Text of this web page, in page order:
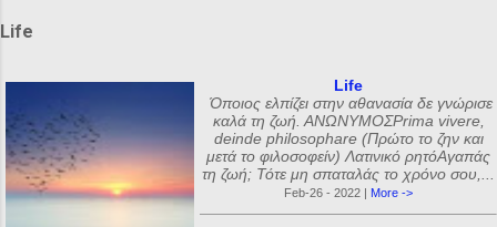
Life
Life
Όποιος ελπίζει στην αθανασία δε γνώρισε
καλά τη ζωή. ΑΝΩΝΥΜΟΣPrima vivere,
deinde philosophare (Πρώτο το ζην και
μετά το φιλοσοφείν) Λατινικό ρητόΑγαπάς
τη ζωή; Τότε μη σπαταλάς το χρόνο σου,...
Feb-26 - 2022 | More ->